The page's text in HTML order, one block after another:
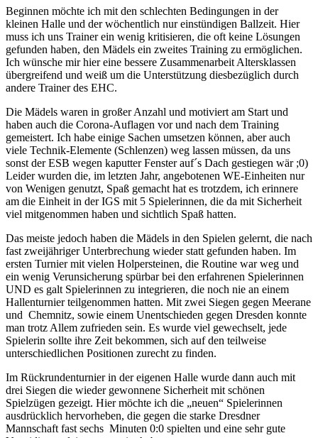
Beginnen möchte ich mit den schlechten Bedingungen in der
kleinen Halle und der wöchentlich nur einstündigen Ballzeit. Hier
muss ich uns Trainer ein wenig kritisieren, die oft keine Lösungen
gefunden haben, den Mädels ein zweites Training zu ermöglichen.
Ich wünsche mir hier eine bessere Zusammenarbeit Altersklassen
übergreifend und weiß um die Unterstützung diesbezüglich durch
andere Trainer des EHC.
Die Mädels waren in großer Anzahl und motiviert am Start und
haben auch die Corona-Auflagen vor und nach dem Training
gemeistert. Ich habe einige Sachen umsetzen können, aber auch
viele Technik-Elemente (Schlenzen) weg lassen müssen, da uns
sonst der ESB wegen kaputter Fenster auf´s Dach gestiegen wär ;0)
Leider wurden die, im letzten Jahr, angebotenen WE-Einheiten nur
von Wenigen genutzt, Spaß gemacht hat es trotzdem, ich erinnere
am die Einheit in der IGS mit 5 Spielerinnen, die da mit Sicherheit
viel mitgenommen haben und sichtlich Spaß hatten.
Das meiste jedoch haben die Mädels in den Spielen gelernt, die nach
fast zweijähriger Unterbrechung wieder statt gefunden haben. Im
ersten Turnier mit vielen Holpersteinen, die Routine war weg und
ein wenig Verunsicherung spürbar bei den erfahrenen Spielerinnen
UND es galt Spielerinnen zu integrieren, die noch nie an einem
Hallenturnier teilgenommen hatten. Mit zwei Siegen gegen Meerane
und Chemnitz, sowie einem Unentschieden gegen Dresden konnte
man trotz Allem zufrieden sein. Es wurde viel gewechselt, jede
Spielerin sollte ihre Zeit bekommen, sich auf den teilweise
unterschiedlichen Positionen zurecht zu finden.
Im Rückrundenturnier in der eigenen Halle wurde dann auch mit
drei Siegen die wieder gewonnene Sicherheit mit schönen
Spielzügen gezeigt. Hier möchte ich die „neuen“ Spielerinnen
ausdrücklich hervorheben, die gegen die starke Dresdner
Mannschaft fast sechs Minuten 0:0 spielten und eine sehr gute